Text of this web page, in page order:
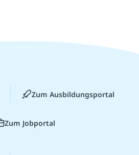
Zum Ausbildungsportal
Zum Jobportal